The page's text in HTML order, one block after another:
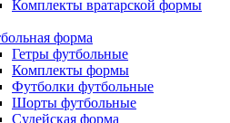
Комплекты вратарской формы
форма
Гетры футбольные
Комплекты формы
Футболки футбольные
Шорты футбольные
Судейская форма